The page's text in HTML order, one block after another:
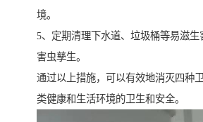
境。
5、定期清理下水道、垃圾桶等易滋生
害虫孳生。
通过以上措施，可以有效地消灭四种
类健康和生活环境的卫生和安全。